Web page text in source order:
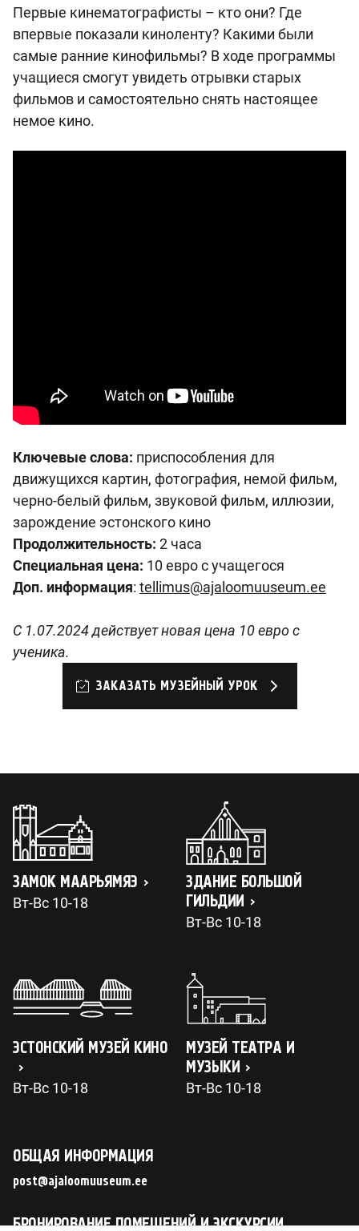
Первые кинематографисты – кто они? Где
впервые показали киноленту? Какими были
самые ранние кинофильмы? В ходе программы
учащиеся смогут увидеть отрывки старых
фильмов и самостоятельно снять настоящее
немое кино.
Ключевые слова: приспособления для
движущихся картин, фотография, немой фильм,
черно-белый фильм, звуковой фильм, иллюзии,
зарождение эстонского кино
Продолжительность: 2 часа
Специальная цена: 10 евро с учащегося
Доп. информация: tellimus@ajaloomuuseum.ee
С 1.07.2024 действует новая цена 10евро с
ученика.
ЗАКАЗАТЬ МУЗЕЙНЫЙ УРОК
ЗАМОК МААРЬЯМЯЭ
Вт-Вс 10-18
ЗДАНИЕ БОЛЬШОЙ
ГИЛЬДИИ
Вт-Вс 10-18
ЭСТОНСКИЙ МУЗЕЙ КИНО
Вт-Вс 10-18
МУЗЕЙ ТЕАТРА И
МУЗЫКИ
Вт-Вс 10-18
ОБЩАЯ ИНФОРМАЦИЯ
post@ajaloomuuseum.ee
БРОНИРОВАНИЕ ПОМЕЩЕНИЙ И ЭКСКУРСИИ